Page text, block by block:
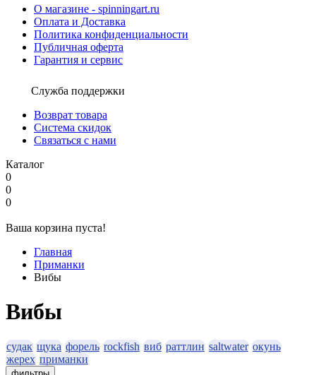
О магазине - spinningart.ru
Оплата и Доставка
Политика конфиденциальности
Публичная оферта
Гарантия и сервис
Служба поддержки
Возврат товара
Система скидок
Связаться с нами
Каталог
0
0
0
Ваша корзина пуста!
Главная
Приманки
Вибы
Вибы
судак щука форель rockfish виб раттлин saltwater окунь
жерех приманки